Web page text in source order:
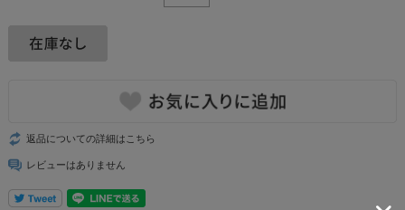
返品についての詳細はこちら
レビューはありません